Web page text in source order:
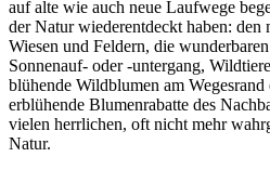
auf alte wie auch neue Laufwege
der Natur wiederentdeckt haben:
Wiesen und Feldern, die
Sonnenauf- oder -untergang,
blühende Wildblumen am
erblühende Blumenrabatte des
vielen herrlichen, oft nicht mehr
Natur.